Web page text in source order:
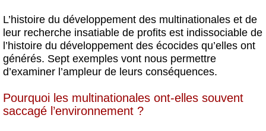
L’histoire du développement des multinationales et de
leur recherche insatiable de profits est indissociable de
l’histoire du développement des écocides qu’elles ont
générés. Sept exemples vont nous permettre
d’examiner l’ampleur de leurs conséquences.
Pourquoi les multinationales ont-elles souvent
saccagé l’environnement ?